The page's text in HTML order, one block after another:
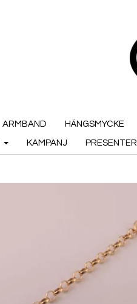
ARMBAND HÄNGSMYCKE
KAMPANJ PRESENTER